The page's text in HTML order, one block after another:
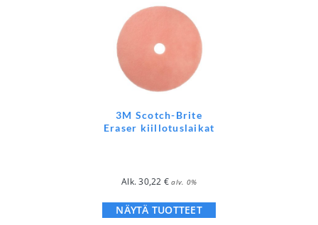
3M Scotch-Brite
Eraser kiillotuslaikat
Alk.30,22 € alv. 0%
NÄYTÄ TUOTTEET